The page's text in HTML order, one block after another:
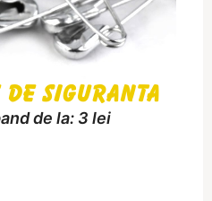
de siguranta
de la: 3 lei